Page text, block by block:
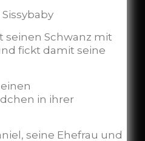
seinen Schwanz mit
fickt damit seine
in ihrer
seine Ehefrau und